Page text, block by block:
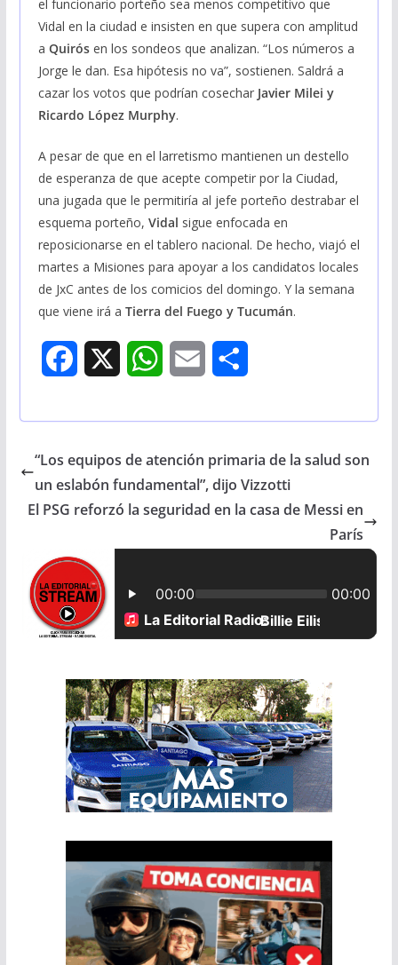
el funcionario porteño sea menos competitivo que
Vidal en la ciudad e insisten en que supera con amplitud
a Quirós en los sondeos que analizan. “Los números a
Jorge le dan. Esa hipótesis no va”, sostienen. Saldrá a
cazar los votos que podrían cosecharJavier Milei y
Ricardo López Murphy.
A pesar de que en el larretismo mantienen un destello
de esperanza de que acepte competir por la Ciudad,
una jugada que le permitiría al jefe porteño destrabar el
esquema porteño, Vidal sigue enfocada en
reposicionarse en el tablero nacional. De hecho, viajó el
martes a Misiones para apoyar a los candidatos locales
de JxC antes de los comicios del domingo. Y la semana
que viene irá a Tierra del Fuego y Tucumán.
e
o
k
W
t
l
r
“Los equipos de atención primaria de la salud son
un eslabón fundamental”, dijo Vizzotti
El PSG reforzó la seguridad en la casa de Messi en
París